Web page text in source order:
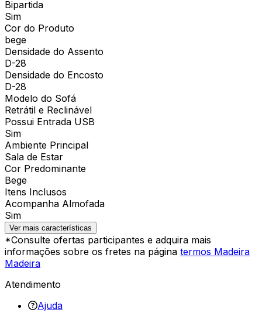
Bipartida
Sim
Cor do Produto
bege
Densidade do Assento
D-28
Densidade do Encosto
D-28
Modelo do Sofá
Retrátil e Reclinável
Possui Entrada USB
Sim
Ambiente Principal
Sala de Estar
Cor Predominante
Bege
Itens Inclusos
Acompanha Almofada
Sim
Ver mais características
*Consulte ofertas participantes e adquira mais
informações sobre os fretes na página termos Madeira
Madeira
Atendimento
Ajuda